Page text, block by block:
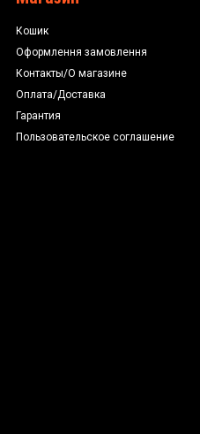
Кошик
Оформлення замовлення
Контакты/О магазине
Оплата/Доставка
Гарантия
Пользовательское соглашение